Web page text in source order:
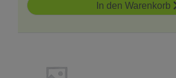
In den Warenkorb